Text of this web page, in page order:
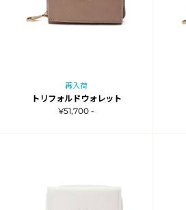
再入荷
トリフォルドウォレット
¥51,700 -